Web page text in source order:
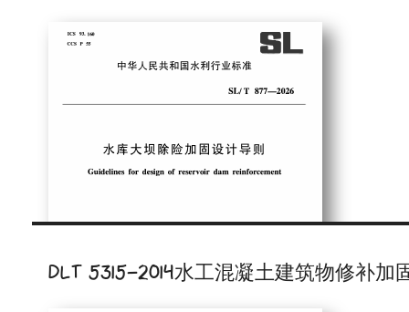
DLT 5315-2014水工混凝土建筑物修补加